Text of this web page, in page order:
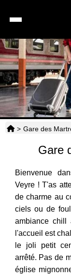
> Gare des
Gare
Bienvenue
Veyre ! T'as
de charme au
ciels ou de
ambiance chill
l'accueil est
le joli petit
arrêté. Pas de
église